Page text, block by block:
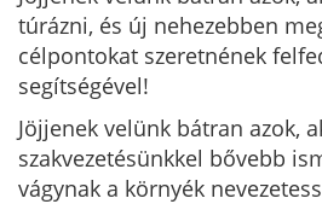
túrázni, és új nehezebben
célpontokat szeretnének
segítségével!
Jöjjenek velünk bátran azok,
szakvezetésünkkel bővebb
vágynak a környék